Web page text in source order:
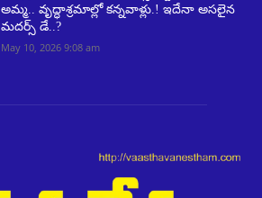
అమ్మ.. వృద్ధాశ్రమాల్లో కన్నవాళ్లు.! ఇదేనా అసలైన
మదర్స్ డే..?
May 10, 2026 9:08 am